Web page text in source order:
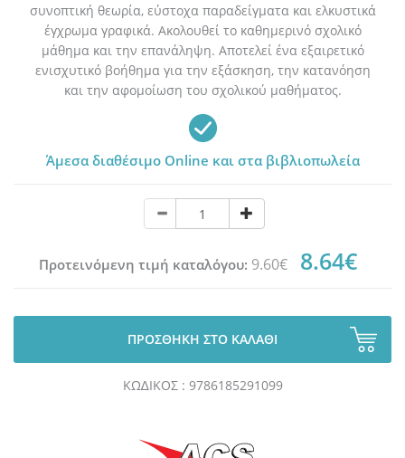
συνοπτική θεωρία, εύστοχα παραδείγματα και ελκυστικά
έγχρωμα γραφικά. Ακολουθεί το καθημερινό σχολικό
μάθημα και την επανάληψη. Αποτελεί ένα εξαιρετικό
ενισχυτικό βοήθημα για την εξάσκηση, την κατανόηση
και την αφομοίωση του σχολικού μαθήματος.
Άμεσα διαθέσιμο Online και στα βιβλιοπωλεία
Προτεινόμενη τιμή καταλόγου: 9.60€ 8.64€
ΠΡΟΣΘΗΚΗ ΣΤΟ ΚΑΛΑΘΙ
ΚΩ∆ΙΚΟΣ : 9786185291099